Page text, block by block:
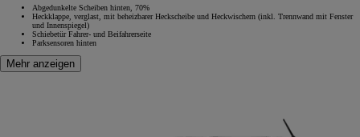
Abgedunkelte Scheiben hinten, 70%
Heckklappe, verglast, mit beheizbarer Heckscheibe und Heckwischern (inkl. Trennwand mit Fenster
und Innenspiegel)
Schiebetür Fahrer- und Beifahrerseite
Parksensoren hinten
Mehr anzeigen